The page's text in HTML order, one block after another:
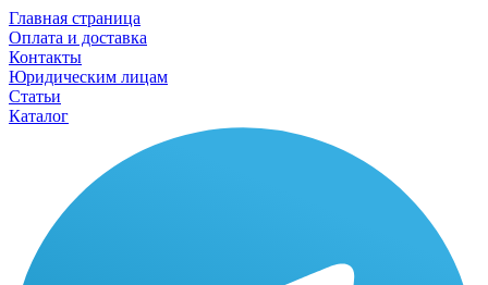
Главная страница
Оплата и доставка
Контакты
Юридическим лицам
Статьи
Каталог